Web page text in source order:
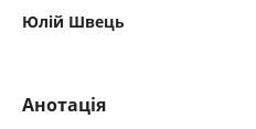
Юлій Швець
Анотація